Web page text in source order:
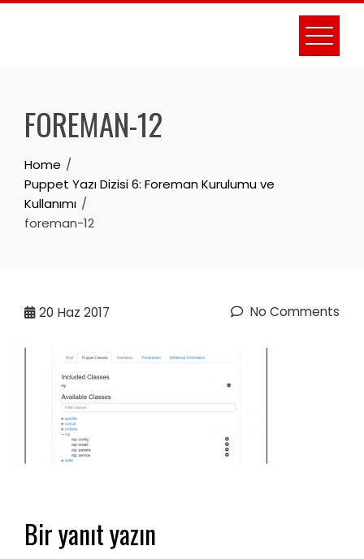
Skip
FOREMAN-12
Home
Puppet Yazı Dizisi 6: Foreman Kurulumu ve
Kullanımı
foreman-12
20 Haz 2017 No Comments
Bir yanıt yazın